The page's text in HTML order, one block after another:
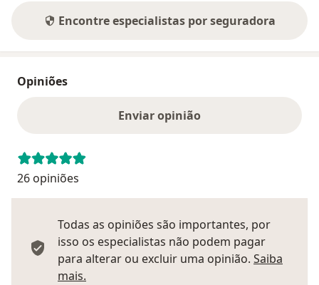
Encontre especialistas por seguradora
Opiniões
Enviar opinião
26 opiniões
Todas as opiniões são importantes, por
isso os especialistas não podem pagar
para alterar ou excluir uma opinião. Saiba
mais.